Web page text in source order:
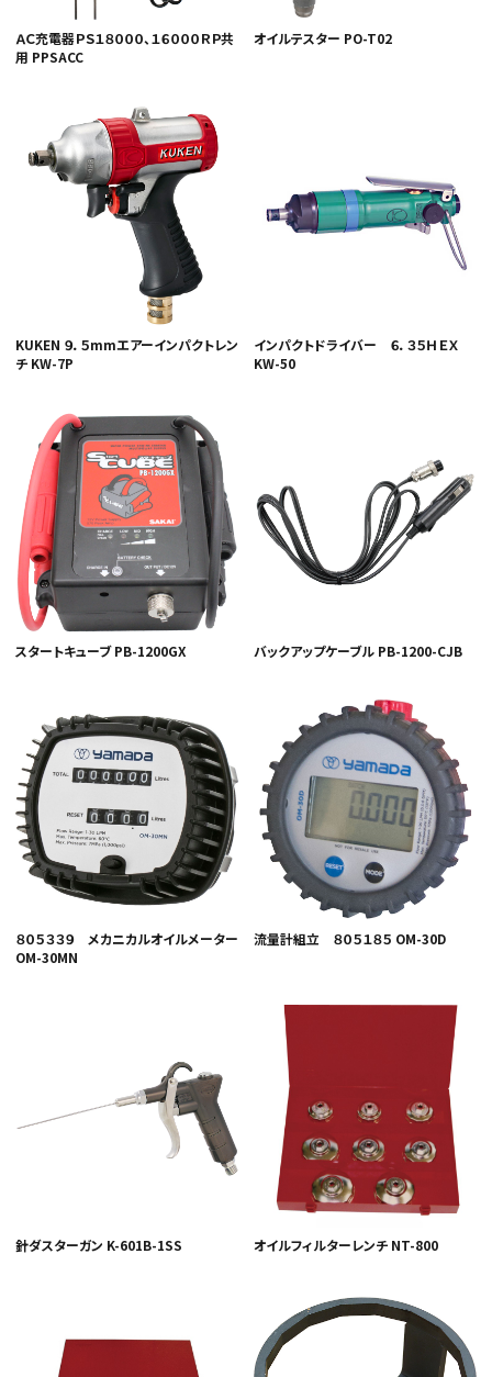
カテゴリから選ぶ
メーカーから選ぶ
ガレージ機器
補助金で購入
ＡＣ充電器ＰＳ１８０００、１６０００ＲＰ共
用 PPSACC
オイルテスター PO-T02
KUKEN ９．５mmエアーインパクトレン
チ KW-7P
インパクトドライバー ６．３５ＨＥＸ
KW-50
スタートキューブ PB-1200GX バックアップケーブル PB-1200-CJB
８０５３３９ メカニカルオイルメーター
OM-30MN
流量計組立 ８０５１８５ OM-30D
針ダスターガン K-601B-1SS オイルフィルターレンチ NT-800